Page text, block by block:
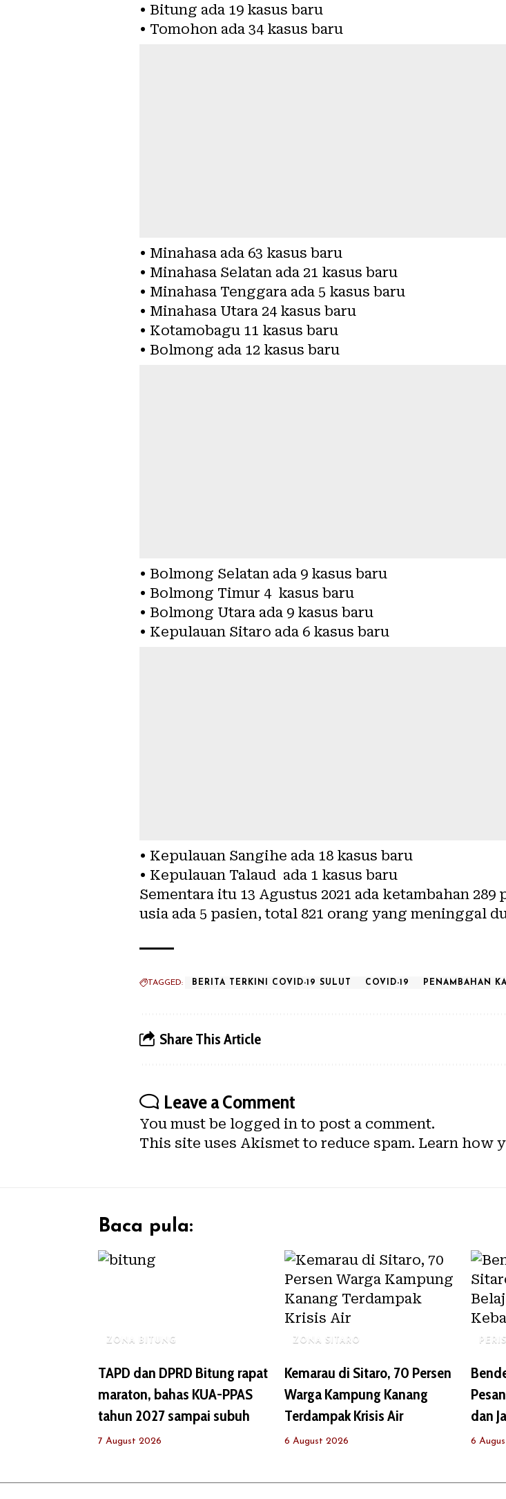
• Bitung ada 19 kasus baru
• Tomohon ada 34 kasus baru
• Minahasa ada 63 kasus baru
• Minahasa Selatan ada 21 kasus baru
• Minahasa Tenggara ada 5 kasus baru
• Minahasa Utara 24 kasus baru
• Kotamobagu 11 kasus baru
• Bolmong ada 12 kasus baru
• Bolmong Selatan ada 9 kasus baru
• Bolmong Timur 4 kasus baru
• Bolmong Utara ada 9 kasus baru
• Kepulauan Sitaro ada 6 kasus baru
• Kepulauan Sangihe ada 18 kasus baru
• Kepulauan Talaud ada 1 kasus baru
Sementara itu 13 Agustus 2021 ada ketambahan
usia ada 5 pasien, total 821 orang yang meninggal
TAGGED: BERITA TERKINI COVID-19 SULUT COVID-19 PENAMBAHAN
Share This Article
Leave a Comment
You must be logged in to post a comment.
This site uses Akismet to reduce spam. Learn how
Baca pula:
ZONA BITUNG
TAPD dan DPRD Bitung rapat
maraton, bahas KUA-PPAS
tahun 2027 sampai subuh
7 August 2026
ZONA SITARO
Kemarau di Sitaro, 70 Persen
Warga Kampung Kanang
Terdampak Krisis Air
6 August 2026
dan
6